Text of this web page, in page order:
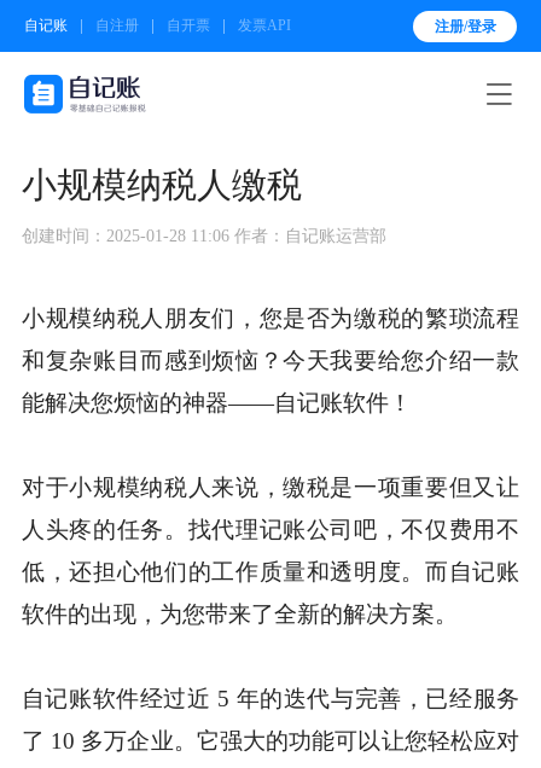
自记账 自注册 自开票 发票API 注册/登录

小规模纳税人缴税
创建时间：2025-01-28 11:06 作者：自记账运营部
小规模纳税人朋友们，您是否为缴税的繁琐流程
和复杂账目而感到烦恼？今天我要给您介绍一款
能解决您烦恼的神器——自记账软件！
对于小规模纳税人来说，缴税是一项重要但又让
人头疼的任务。找代理记账公司吧，不仅费用不
低，还担心他们的工作质量和透明度。而自记账
软件的出现，为您带来了全新的解决方案。
自记账软件经过近 5 年的迭代与完善，已经服务
了 10 多万企业。它强大的功能可以让您轻松应对